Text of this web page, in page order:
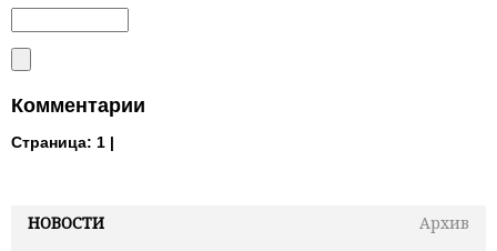
НОВОСТИ
Архив
Комментарии
Страница: 1 |